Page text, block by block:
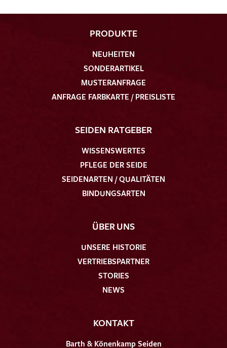
PRODUKTE
NEUHEITEN
SONDERARTIKEL
MUSTERANFRAGE
ANFRAGE FARBKARTE / PREISLISTE
SEIDEN RATGEBER
WISSENSWERTES
PFLEGE DER SEIDE
SEIDENARTEN / QUALITÄTEN
BINDUNGSARTEN
ÜBER UNS
UNSERE HISTORIE
VERTRIEBSPARTNER
STORIES
NEWS
KONTAKT
Barth & Könenkamp Seiden